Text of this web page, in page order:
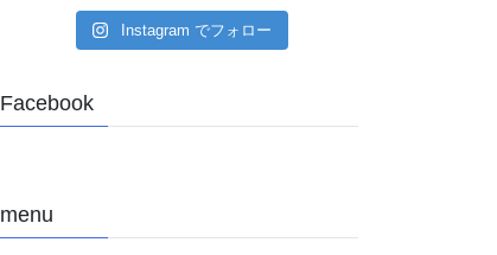
Instagram でフォロー
Facebook
menu